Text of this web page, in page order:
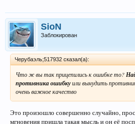
SioN
Заблокирован
Черубаэль;517932 сказал(а):
Что ж вы так прицепились к ошибке то?
противника ошибкуили вынудить
очень важное качество
Это произошло совершенно случайно,
мгновения пришла такая мысль и он её